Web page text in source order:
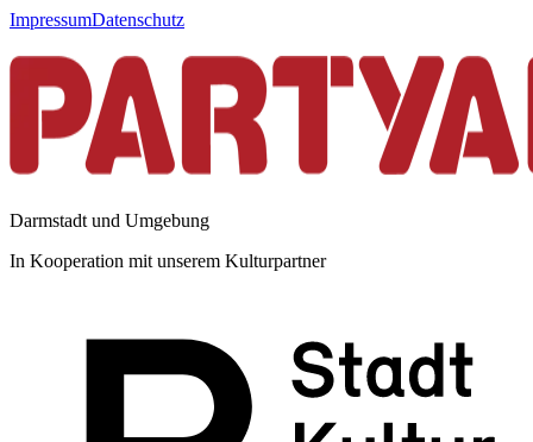
ImpressumDatenschutz
Darmstadt und Umgebung
In Kooperation mit unserem Kulturpartner